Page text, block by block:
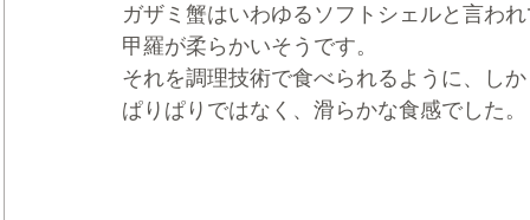
ガザミ蟹はいわゆるソフトシェルと言わ
甲羅が柔らかいそうです。
それを調理技術で食べられるように、し
ぱりぱりではなく、滑らかな食感でした。